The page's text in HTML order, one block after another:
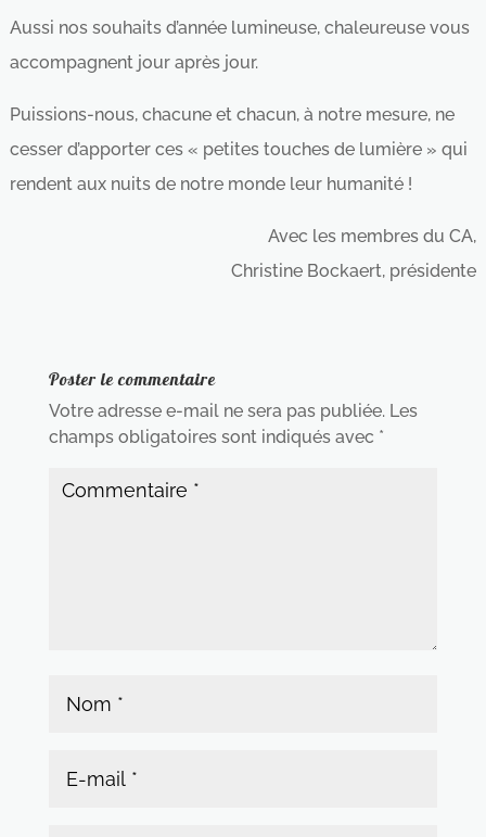
Aussi nos souhaits d’année lumineuse, chaleureuse vous
accompagnent jour après jour.
Puissions-nous, chacune et chacun, à notre mesure, ne
cesser d’apporter ces « petites touches de lumière » qui
rendent aux nuits de notre monde leur humanité !
Avec les membres du CA,
Christine Bockaert, présidente
Poster le commentaire
Votre adresse e-mail ne sera pas publiée. Les
champs obligatoires sont indiqués avec *